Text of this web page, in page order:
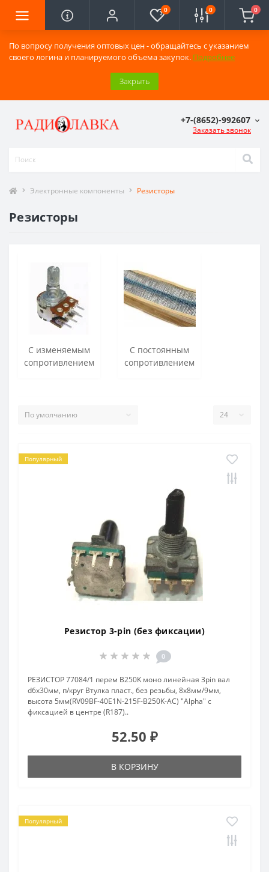
По вопросу получения оптовых цен - обращайтесь с указанием
своего логина и планируемого объема закупок. Подробнее
Закрыть
0 0 0
+7-(8652)-992607
Заказать звонок
Электронные компоненты Резисторы
Резисторы
С изменяемым
сопротивлением
С постоянным
сопротивлением
Популярный
Резистор 3-pin (без фиксации)
0
РЕЗИСТОР 77084/1 перем B250K моно линейная 3pin вал
d6x30мм, п/круг Втулка пласт., без резьбы, 8x8мм/9мм,
высота 5мм(RV09BF-40E1N-215F-B250K-AC) "Alpha" с
фиксацией в центре (R187)..
52.50 ₽
В КОРЗИНУ
Популярный